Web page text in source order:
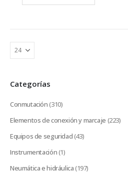
Categorías
Conmutación(310)
Elementos de conexión y marcaje (223)
Equipos de seguridad(43)
Instrumentación(1)
Neumática e hidráulica(197)